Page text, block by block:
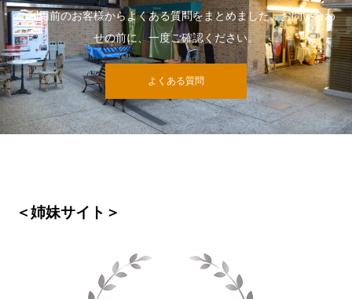
ご利用前のお客様からよくある質問をまとめました、お問い合わ
せの前に、一度ご確認ください。
よくある質問
＜姉妹サイト＞